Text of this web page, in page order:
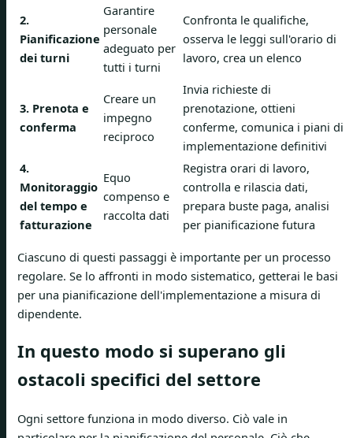
2.
Pianificazione
dei turni
Garantire
personale
adeguato per
tutti i turni
Confronta le qualifiche,
osserva le leggi sull'orario di
lavoro, crea un elenco
3. Prenota e
conferma
Creare un
impegno
reciproco
Invia richieste di
prenotazione, ottieni
conferme, comunica i piani di
implementazione definitivi
4.
Monitoraggio
del tempo e
fatturazione
Equo
compenso e
raccolta dati
Registra orari di lavoro,
controlla e rilascia dati,
prepara buste paga, analisi
per pianificazione futura
Ciascuno di questi passaggi è importante per un processo
regolare. Se lo affronti in modo sistematico, getterai le basi
per una pianificazione dell'implementazione a misura di
dipendente.
In questo modo si superano gli
ostacoli specifici del settore
Ogni settore funziona in modo diverso. Ciò vale in